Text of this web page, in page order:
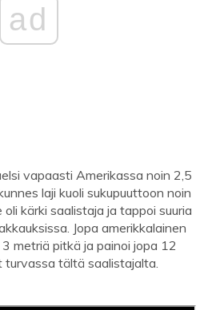
ad
vapaasti Amerikassa noin 2,5
laji kuoli sukupuuttoon noin
kärki saalistaja ja tappoi suuria
Jopa amerikkalainen
metriä pitkä ja painoi jopa 12
turvassa tältä saalistajalta.